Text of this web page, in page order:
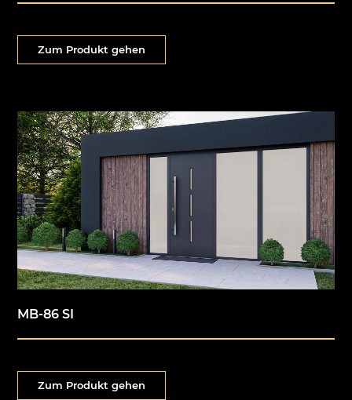
Zum Produkt gehen
MB-86 SI
Zum Produkt gehen